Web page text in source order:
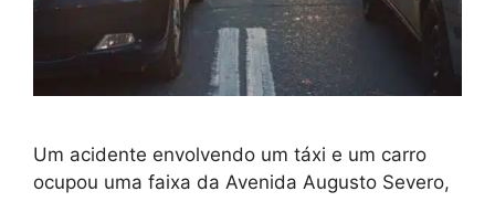
Um acidente envolvendo um táxi e um carro
ocupou uma faixa da Avenida Augusto Severo,